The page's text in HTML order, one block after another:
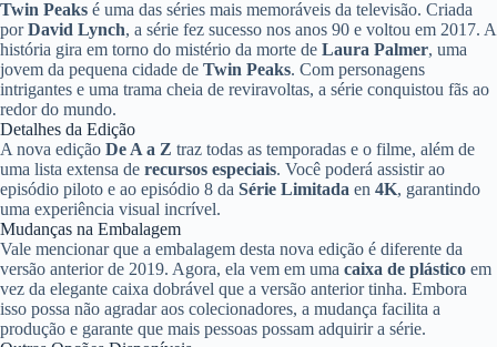
Twin Peaks é uma das séries mais memoráveis da televisão. Criada
porDavid Lynch, a série fez sucesso nos anos 90 e voltou em 2017. A
história gira em torno do mistério da morte de Laura Palmer, uma
jovem da pequena cidade de Twin Peaks. Com personagens
intrigantes e uma trama cheia de reviravoltas, a série conquistou fãs ao
redor do mundo.
Detalhes da Edição
A nova edição De A a Z traz todas as temporadas e o filme, além de
uma lista extensa de recursos especiais. Você poderá assistir ao
episódio piloto e ao episódio 8 da Série Limitada en 4K, garantindo
uma experiência visual incrível.
Mudanças na Embalagem
Vale mencionar que a embalagem desta nova edição é diferente da
versão anterior de 2019. Agora, ela vem em uma caixa de plástico em
vez da elegante caixa dobrável que a versão anterior tinha. Embora
isso possa não agradar aos colecionadores, a mudança facilita a
produção e garante que mais pessoas possam adquirir a série.